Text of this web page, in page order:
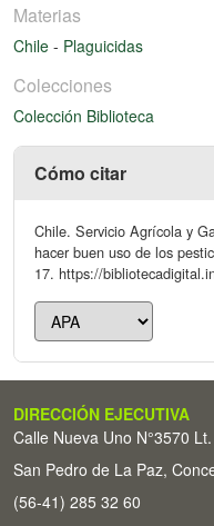
Materias
Chile - Plaguicidas
Colecciones
Colección Biblioteca
Cómo citar
Chile. Servicio Agrícola y
hacer buen uso de los
17. https://
DIRECCIÓN EJECUTIVA
Calle Nueva Uno N°3570
San Pedro de La Paz,
(56-41) 285 32 60